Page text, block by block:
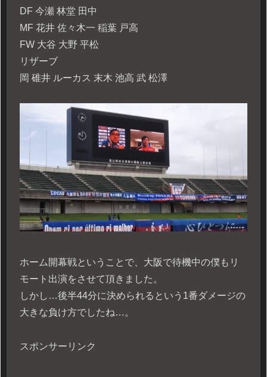
DF 今瀬 林堂 田中
MF 花井 佐々木一 稲葉 戸高
FW 大谷 大野 平松
リザーブ
岡 碓井 ルーカス 末木 池高 武 松澤
ホーム開幕戦ということで、大阪で待機中の僕もリ
モート出演をさせて頂きました。
しかし…後半44分に決められるという1番ダメージの
大きな負け方でしたね…。
スポンサーリンク